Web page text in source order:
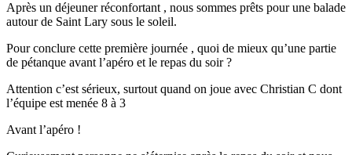
Après un déjeuner réconfortant , nous sommes prêts pour une balade
autour de Saint Lary sous le soleil.
Pour conclure cette première journée , quoi de mieux qu’une partie
de pétanque avant l’apéro et le repas du soir ?
Attention c’est sérieux, surtout quand on joue avec Christian C dont
l’équipe est menée 8 à 3
Avant l’apéro !